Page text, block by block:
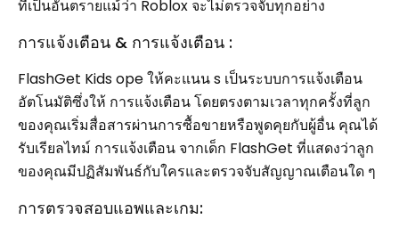
ที่เป็นอันตรายแม้ว่า Roblox จะไม่ตรวจจับทุกอย่าง
การแจ้งเตือน & การแจ้งเตือน :
FlashGet Kids ope ให้คะแนน s เป็นระบบการแจ้งเตือน
อัตโนมัติซึ่งให้ การแจ้งเตือน โดยตรงตามเวลาทุกครั้งที่ลูก
ของคุณเริ่มสื่อสารผ่านการซื้อขายหรือพูดคุยกับผู้อื่น คุณได้
รับเรียลไทม์ การแจ้งเตือน จากเด็ก FlashGet ที่แสดงว่าลูก
ของคุณมีปฏิสัมพันธ์กับใครและตรวจจับสัญญาณเตือนใด ๆ
การตรวจสอบแอพและเกม: